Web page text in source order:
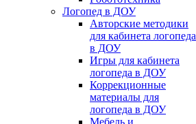
Логопед в ДОУ
Авторские методики
для кабинета логопеда
в ДОУ
Игры для кабинета
логопеда в ДОУ
Коррекционные
материалы для
логопеда в ДОУ
Мебель и